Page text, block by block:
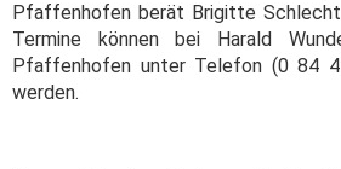
Pfaffenhofen berät Brigitte Schlecht
Termine können bei Harald
Pfaffenhofen unter Telefon (0 84
werden.